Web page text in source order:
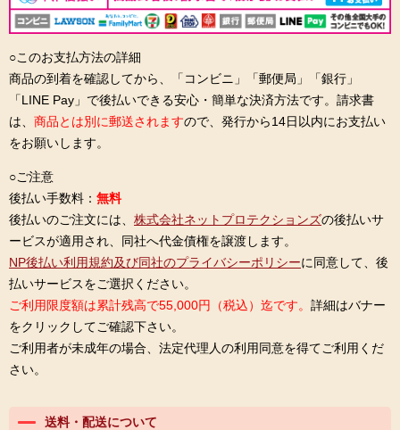
○このお支払方法の詳細
商品の到着を確認してから、「コンビニ」「郵便局」「銀行」
「LINE Pay」で後払いできる安心・簡単な決済方法です。請求書
は、 商品とは別に郵送されますので、発行から14日以内にお支払い
をお願いします。
○ご注意
後払い手数料： 無料
後払いのご注文には、 株式会社ネットプロテクションズの後払いサ
ービスが適用され、同社へ代金債権を譲渡します。
NP後払い利用規約及び同社のプライバシーポリシーに同意して、後
払いサービスをご選択ください。
ご利用限度額は累計残高で55,000円（税込）迄です。 詳細はバナー
をクリックしてご確認下さい。
ご利用者が未成年の場合、法定代理人の利用同意を得てご利用くだ
さい。
送料・配送について